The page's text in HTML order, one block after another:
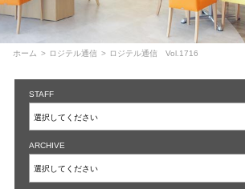
ホーム ロジテル通信 ロジテル通信 Vol.1716
STAFF
ARCHIVE